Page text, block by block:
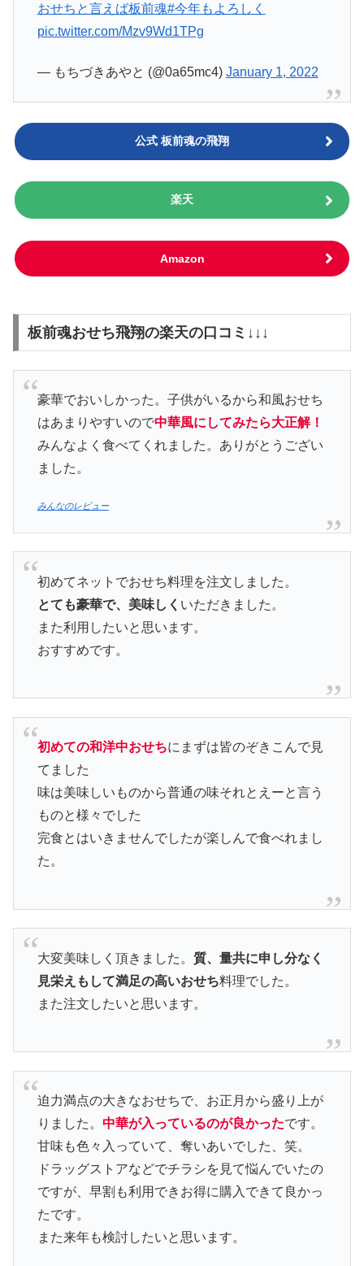
おせちと言えば板前魂#今年もよろしく
pic.twitter.com/Mzv9Wd1TPg
— もちづきあやと (@0a65mc4) January 1, 2022
公式 板前魂の飛翔
楽天
Amazon
板前魂おせち飛翔の楽天の口コミ↓↓↓
豪華でおいしかった。子供がいるから和風おせち
はあまりやすいので中華風にしてみたら大正解！
みんなよく食べてくれました。ありがとうござい
ました。
みんなのレビュー
初めてネットでおせち料理を注文しました。
とても豪華で、美味しく いただきました。
また利用したいと思います。
おすすめです。
初めての和洋中おせちにまずは皆のぞきこんで見
てました
味は美味しいものから普通の味それとえーと言う
ものと様々でした
完食とはいきませんでしたが楽しんで食べれまし
た。
大変美味しく頂きました。 質、量共に申し分なく
見栄えもして満足の高いおせち料理でした。
また注文したいと思います。
迫力満点の大きなおせちで、お正月から盛り上が
りました。 中華が入っているのが良かったです。
甘味も色々入っていて、奪いあいでした、笑。
ドラッグストアなどでチラシを見て悩んでいたの
ですが、早割も利用できお得に購入できて良かっ
たです。
また来年も検討したいと思います。